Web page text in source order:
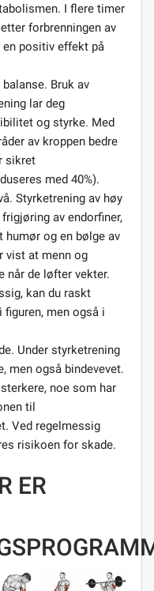
I flere timer
forbrenningen av
en positiv effekt på
Bruk av
lar deg
og styrke. Med
av kroppen bedre
sikret
med 40%).
Styrketrening av høy
av endorfiner,
og en bølge av
vist at menn og
når de løfter vekter.
kan du raskt
figuren, men også i
Under styrketrening
men også bindevevet.
noe som har
til
Ved regelmessig
risikoen for skade.
ER